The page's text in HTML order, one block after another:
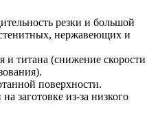
резки и большой
нержавеющих и
и титана (снижение скорости
поверхности.
заготовке из-за низкого